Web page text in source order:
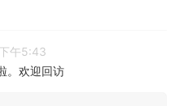
午5:43
。欢迎回访